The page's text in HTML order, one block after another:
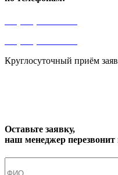
Круглосуточный приём
Оставьте заявку,
наш менеджер перезвонит